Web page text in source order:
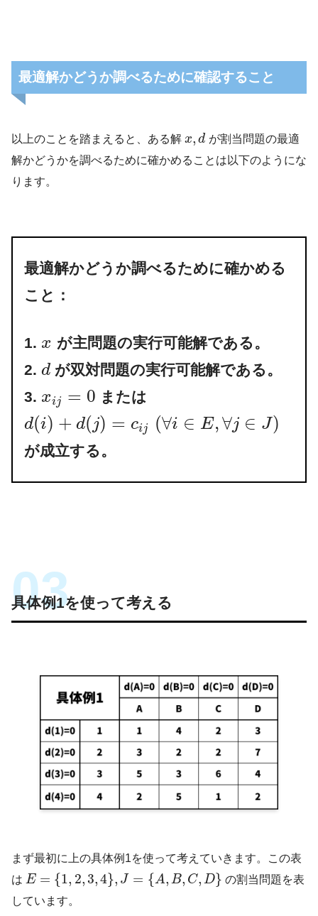
最適解かどうか調べるために確認すること
以上のことを踏まえると、ある解 x, d が割当問題の最適
解かどうかを調べるために確かめることは以下のようにな
ります。
最適解かどうか調べるために確かめる
こと：
1. x が主問題の実行可能解である。
2. d が双対問題の実行可能解である。
3. xij = 0 または
d(i) + d(j) = cij (∀i ∈ E,∀j ∈ J)
が成立する。
具体例1を使って考える
まず最初に上の具体例1を使って考えていきます。この表
は E = {1, 2, 3,4}, J = {A, B, C, D} の割当問題を表
しています。